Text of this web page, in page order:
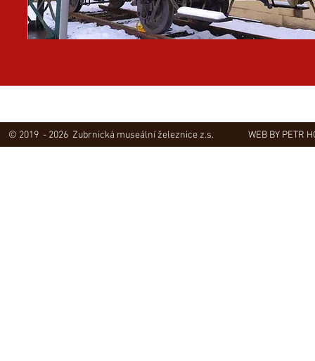
© 2019 - 2026 Zubrnická museální železnice z.s. WEB BY